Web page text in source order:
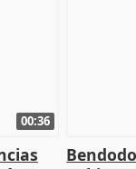
00:36